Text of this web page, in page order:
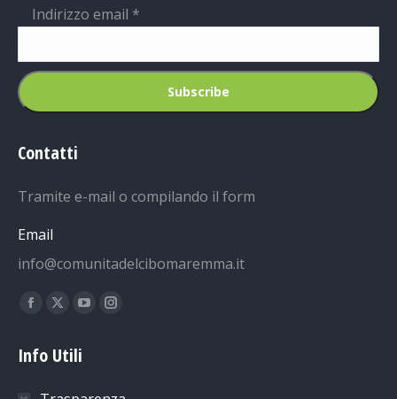
Indirizzo email *
Contatti
Tramite e-mail o compilando il form
Email
info@comunitadelcibomaremma.it
Ci puoi trovare su:
Facebook
opens
X
opens
YouTubeInstagram
Info Utili